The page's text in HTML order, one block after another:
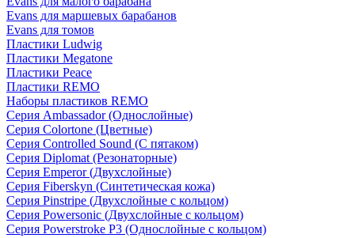
Evans для маршевых барабанов
Evans для томов
Пластики Ludwig
Пластики Megatone
Пластики Peace
Пластики REMO
Наборы пластиков REMO
Серия Ambassador (Однослойные)
Серия Colortone (Цветные)
Серия Controlled Sound (С пятаком)
Серия Diplomat (Резонаторные)
Серия Emperor (Двухслойные)
Серия Fiberskyn (Синтетическая кожа)
Серия Pinstripe (Двухслойные с кольцом)
Серия Powersonic (Двухслойные с кольцом)
Серия Powerstroke P3 (Однослойные с кольцом)